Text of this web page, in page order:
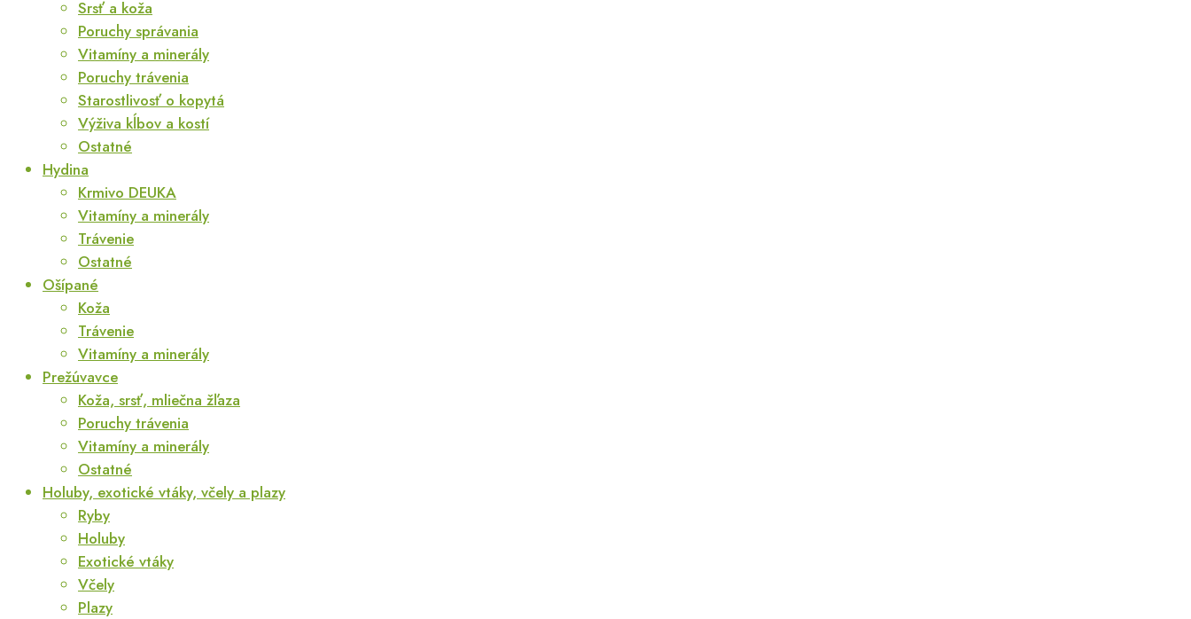
Srsť a koža
Poruchy správania
Vitamíny a minerály
Poruchy trávenia
Starostlivosť o kopytá
Výživa kĺbov a kostí
Ostatné
Hydina
Krmivo DEUKA
Vitamíny a minerály
Trávenie
Ostatné
Ošípané
Koža
Trávenie
Vitamíny a minerály
Prežúvavce
Koža, srsť, mliečna žľaza
Poruchy trávenia
Vitamíny a minerály
Ostatné
Holuby, exotické vtáky, včely a plazy
Ryby
Holuby
Exotické vtáky
Včely
Plazy